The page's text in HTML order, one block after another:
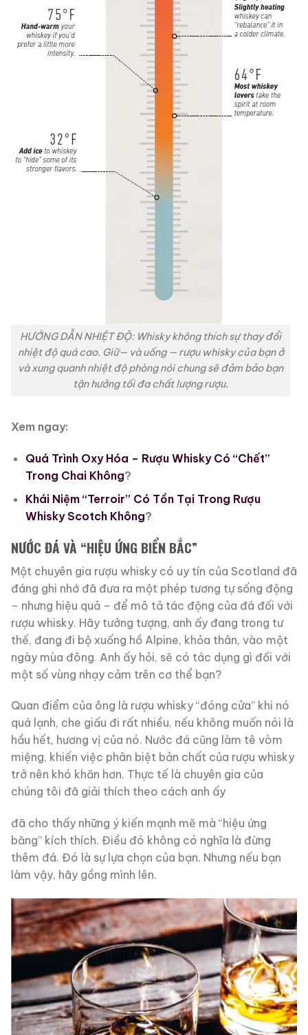
HƯỚNG DẪN NHIỆT ĐỘ: Whisky không thích sự thay đổi
nhiệt độ quá cao. Giữ— và uống — rượu whisky của bạn ở
và xung quanh nhiệt độ phòng nói chung sẽ đảm bảo bạn
tận hưởng tối đa chất lượng rượu.
Xem ngay:
Quá Trình Oxy Hóa – Rượu Whisky Có “Chết”
Trong Chai Không?
Khái Niệm “Terroir” Có Tồn Tại Trong Rượu
Whisky Scotch Không?
NƯỚC ĐÁ VÀ “HIỆU ỨNG BIỂN BẮC”
Một chuyên gia rượu whisky có uy tín của Scotland đã
đáng ghi nhớ đã đưa ra một phép tương tự sống động
– nhưng hiệu quả – để mô tả tác động của đá đối với
rượu whisky. Hãy tưởng tượng, anh ấy đang trong tư
thế, đang đi bộ xuống hồ Alpine, khỏa thân, vào một
ngày mùa đông. Anh ấy hỏi, sẽ có tác dụng gì đối với
một số vùng nhạy cảm trên cơ thể bạn?
Quan điểm của ông là rượu whisky “đóng cửa” khi nó
quá lạnh, che giấu đi rất nhiều, nếu không muốn nói là
hầu hết, hương vị của nó. Nước đá cũng làm tê vòm
miệng, khiến việc phân biệt bản chất của rượu whisky
trở nên khó khăn hơn. Thực tế là chuyên gia của
chúng tôi đã giải thích theo cách anh ấy
đã cho thấy những ý kiến ​​mạnh mẽ mà “hiệu ứng
băng” kích thích. Điều đó không có nghĩa là đừng
thêm đá. Đó là sự lựa chọn của bạn. Nhưng nếu bạn
làm vậy, hãy gồng mình lên.